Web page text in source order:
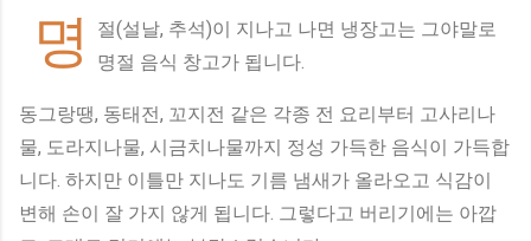
명
절(설날, 추석)이 지나고 나면 냉장고는 그야말로
명절 음식 창고가 됩니다.
동그랑땡, 동태전, 꼬지전 같은 각종 전 요리부터 고사리나
물, 도라지나물, 시금치나물까지 정성 가득한 음식이 가득합
니다. 하지만 이틀만 지나도 기름 냄새가 올라오고 식감이
변해 손이 잘 가지 않게 됩니다. 그렇다고 버리기에는 아깝